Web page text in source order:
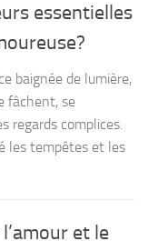
essentielles
baignée de lumière,
fâchent, se
regards complices.
les tempêtes et les
et le